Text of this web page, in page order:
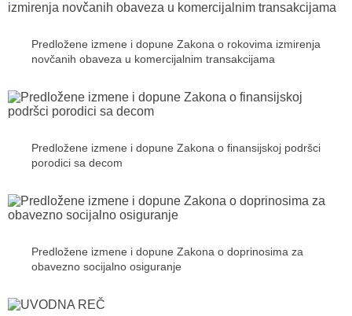
Predložene izmene i dopune Zakona o rokovima izmirenja
novčanih obaveza u komercijalnim transakcijama
Predložene izmene i dopune Zakona o finansijskoj podršci
porodici sa decom
Predložene izmene i dopune Zakona o doprinosima za
obavezno socijalno osiguranje